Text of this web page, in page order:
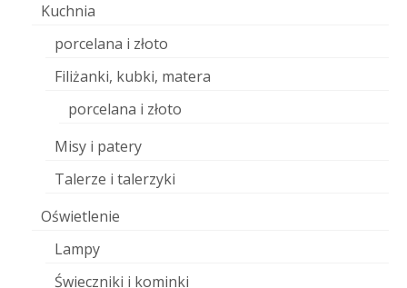
Kuchnia
porcelana i złoto
Filiżanki, kubki, matera
porcelana i złoto
Misy i patery
Talerze i talerzyki
Oświetlenie
Lampy
Świeczniki i kominki